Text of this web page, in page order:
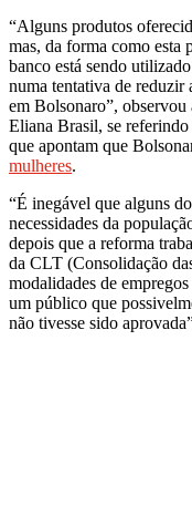
“Alguns produtos
mas, da forma como esta
banco está sendo
numa tentativa de reduzir
em Bolsonaro”,
Eliana Brasil, se
que apontam que
mulheres.
“É inegável que alguns
necessidades da
depois que a reforma
da CLT (Consolidação
modalidades de
um público que
não tivesse sido